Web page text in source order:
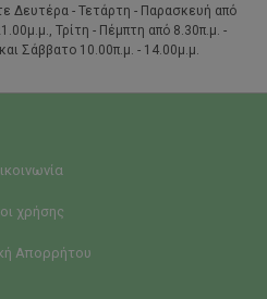
Δευτέρα - Τετάρτη - Παρασκευή από
Τρίτη - Πέμπτη από 8.30π.μ. -
Σάββατο 10.00π.μ. - 14.00μ.μ.
χρήσης
Απορρήτου